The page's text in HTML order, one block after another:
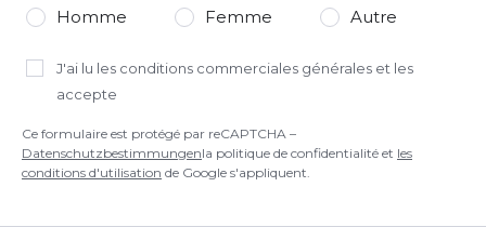
Homme Femme Autre
J'ai lu les conditions commerciales générales et les
accepte
Ce formulaire est protégé par reCAPTCHA –
Datenschutzbestimmungenla politique de confidentialité et les
conditions d'utilisation de Google s'appliquent.